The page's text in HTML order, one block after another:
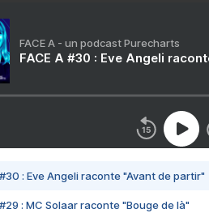
FACE A - un podcast Purecharts
FACE A #30 : Eve Angeli
#30 : Eve Angeli raconte "Avant de partir"
#29 : MC Solaar raconte "Bouge de là"